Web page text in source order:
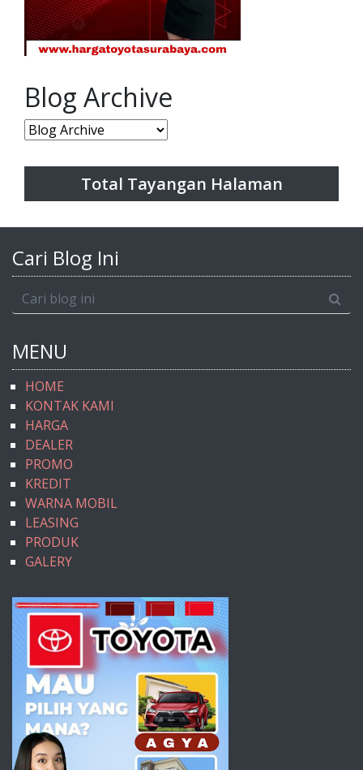
Blog Archive
Total Tayangan Halaman
Cari Blog Ini
MENU
HOME
KONTAK KAMI
HARGA
DEALER
PROMO
KREDIT
WARNA MOBIL
LEASING
PRODUK
GALERY